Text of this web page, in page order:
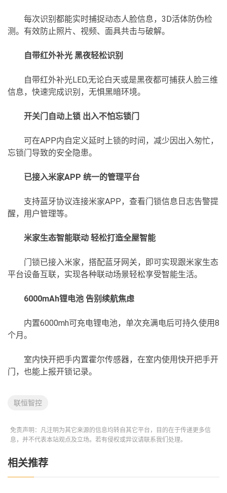
每次识别都能实时捕捉动态人脸信息，3D活体防伪检
测。有效防止照片、视频、面具共击与破解。
自带红外补光 黑夜轻松识别
自带红外补光LED,无论白天或是黑夜都可捕获人脸三维
信息，快速完成识别，无惧黑暗环境。
开关门自动上锁 出入不怕忘锁门
可在APP内自定义延时上锁的时间，减少因出入匆忙，
忘锁门导致的安全隐患。
已接入米家APP 统一的管理平台
支持蓝牙协议连接米家APP，查看门锁信息日志告警提
醒，用户管理等。
米家生态智能联动 轻松打造全屋智能
门锁已接入米家，搭配蓝牙网关，即可实现跟米家生态
平台设备互联，实现各种联动场景轻松享受智能生活。
6000mAh锂电池 告别续航焦虑
内置6000mh可充电锂电池，单次充满电后可持久使用8
个月。
室内快开把手内置霍尔传感器，在室内使用快开把手开
门，也能上报开锁记录。
联恒智控
免责声明：凡注明为其它来源的信息均转自其它平台，目的在于传递更多信
息，并不代表本站观点及立场。若有侵权或异议请联系我们处理。
相关推荐